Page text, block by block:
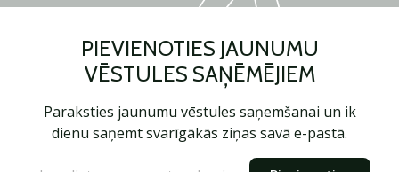
PIEVIENOTIES JAUNUMU
VĒSTULES SAŅĒMĒJIEM
Paraksties jaunumu vēstules saņemšanai un ik
dienu saņemt svarīgākās ziņas savā e-pastā.